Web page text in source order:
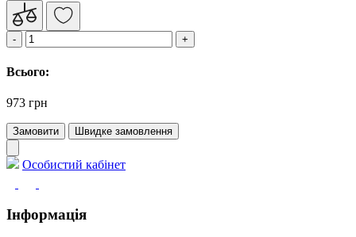
Всього:
973 грн
Замовити Швидке замовлення
Особистий кабінет
Інформація